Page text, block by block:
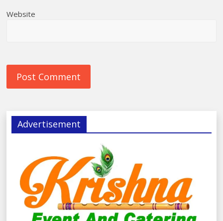
Website
Advertisement